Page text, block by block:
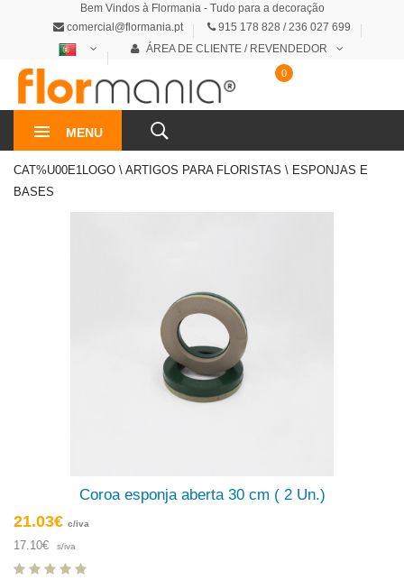
Bem Vindos à Flormania - Tudo para a decoração
comercial@flormania.pt
915 178 828 / 236 027 699
ÁREA DE CLIENTE / REVENDEDOR
MENU
0
CAT%U00E1LOGO \ ARTIGOS PARA FLORISTAS \ ESPONJAS E
BASES
Coroa esponja aberta 30 cm ( 2 Un.)
21.03€ c/iva
17.10€ s/iva